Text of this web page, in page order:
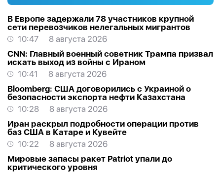
В Европе задержали 78 участников крупной
сети перевозчиков нелегальных мигрантов
10:47
8 августа 2026
CNN: Главный военный советник Трампа призвал
искать выход из войны с Ираном
10:41
8 августа 2026
Bloomberg: США договорились с Украиной о
безопасности экспорта нефти Казахстана
10:28
8 августа 2026
Иран раскрыл подробности операции против
баз США в Катаре и Кувейте
10:22
8 августа 2026
Мировые запасы ракет Patriot упали до
критического уровня